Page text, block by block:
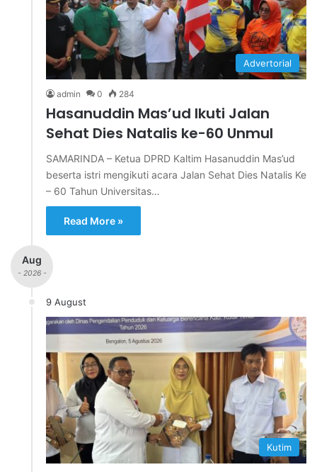
Advertorial
admin 0 284
Hasanuddin Mas’ud Ikuti Jalan
Sehat Dies Natalis ke-60 Unmul
SAMARINDA – Ketua DPRD Kaltim Hasanuddin Mas’ud
beserta istri mengikuti acara Jalan Sehat Dies Natalis Ke
– 60 Tahun Universitas…
Read More »
Aug
- 2026 -
9 August
Kutim